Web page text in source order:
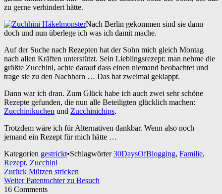
zu gerne verhindert hätte.
Nach Berlin gekommen sind sie dann
doch und nun überlege ich was ich damit mache.
Auf der Suche nach Rezepten hat der Sohn mich gleich Montag
nach allen Kräften unterstützt. Sein Lieblingsrezept: man nehme die
größte Zucchini, achte darauf dass einen niemand beobachtet und
trage sie zu den Nachbarn … Das hat zweimal geklappt.
Dann war ich dran. Zum Glück habe ich auch zwei sehr schöne
Rezepte gefunden, die nun alle Beteiligten glücklich machen:
Zucchinikuchen und Zucchinichips.
Trotzdem wäre ich für Alternativen dankbar. Wenn also noch
jemand ein Rezept für mich hätte …
Kategorien gestrickt•Schlagwörter30DaysOfBlogging, Familie,
Rezept, Zucchini
Beitragsnavigation
Zurück Mützen stricken
Weiter Patentochter zu Besuch
16 Comments